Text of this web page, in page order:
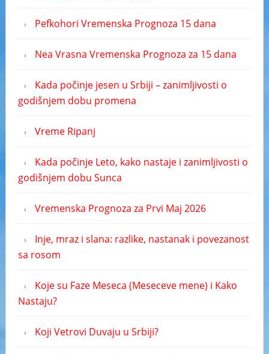
Pefkohori Vremenska Prognoza 15 dana
Nea Vrasna Vremenska Prognoza za 15 dana
Kada počinje jesen u Srbiji – zanimljivosti o
godišnjem dobu promena
Vreme Ripanj
Kada počinje Leto, kako nastaje i zanimljivosti o
godišnjem dobu Sunca
Vremenska Prognoza za Prvi Maj 2026
Inje, mraz i slana: razlike, nastanak i povezanost
sa rosom
Koje su Faze Meseca (Meseceve mene) i Kako
Nastaju?
Koji Vetrovi Duvaju u Srbiji?